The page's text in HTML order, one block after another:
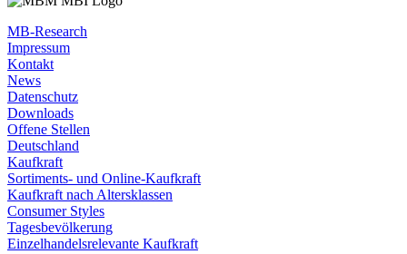
MB-Research
Impressum
Kontakt
News
Datenschutz
Downloads
Offene Stellen
Deutschland
Kaufkraft
Sortiments- und Online-Kaufkraft
Kaufkraft nach Altersklassen
Consumer Styles
Tagesbevölkerung
Einzelhandelsrelevante Kaufkraft